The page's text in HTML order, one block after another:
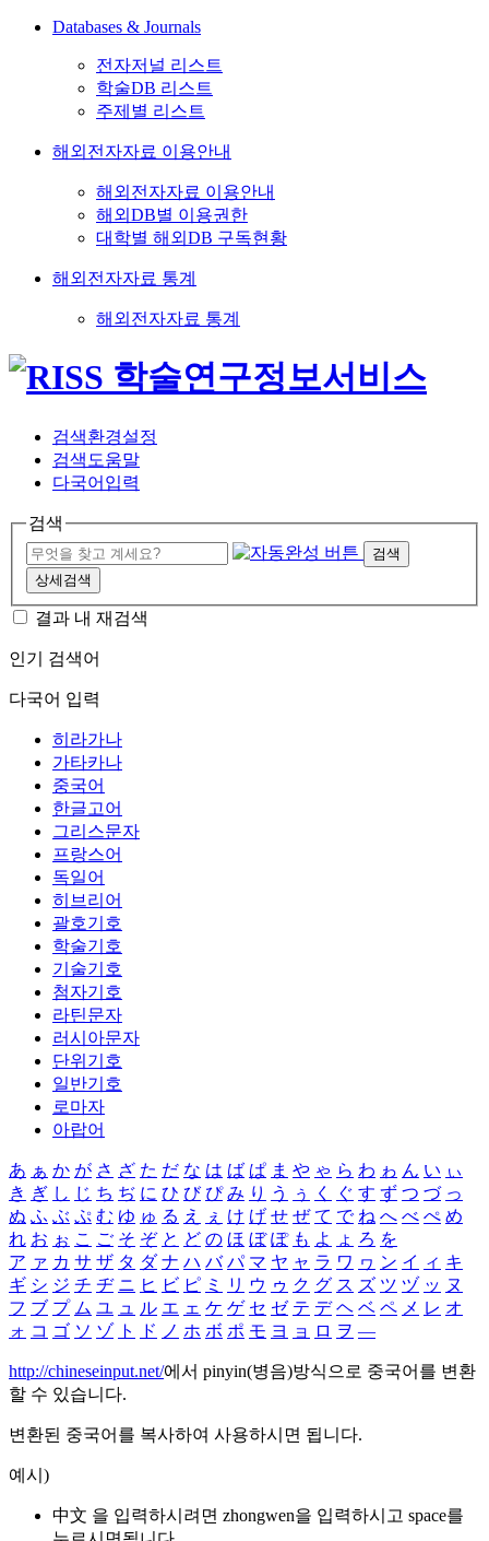
Databases & Journals
전자저널 리스트
학술DB 리스트
주제별 리스트
해외전자자료 이용안내
해외전자자료 이용안내
해외DB별 이용권한
대학별 해외DB 구독현황
해외전자자료 통계
해외전자자료 통계
검색환경설정
검색도움말
다국어입력
검색
검색
상세검색
결과 내 재검색
인기 검색어
다국어 입력
히라가나
가타카나
중국어
한글고어
그리스문자
프랑스어
독일어
히브리어
괄호기호
학술기호
기술기호
첨자기호
라틴문자
러시아문자
단위기호
일반기호
로마자
아랍어
あ ぁ か が さ ざ た だ な は ば ぱ ま や ゃ ら わ ゎ ん い ぃ
き ぎ し じ ち ぢ に ひ び ぴ み り う ぅ く ぐ す ず つ づ っ
ぬ ふ ぶ ぷ む ゆ ゅ る え ぇ け げ せ ぜ て で ね へ べ ぺ め
れ お ぉ こ ご そ ぞ と ど の ほ ぼ ぽ も よ ょ ろ を
ア ァ カ サ ザ タ ダ ナ ハ バ パ マ ヤ ャ ラ ワ ヮ ン イ ィ キ
ギ シ ジ チ ヂ ニ ヒ ビ ピ ミ リ ウ ゥ ク グ ス ズ ツ ヅ ッ ヌ
フ ブ プ ム ユ ュ ル エ ェ ケ ゲ セ ゼ テ デ ヘ ベ ペ メ レ オ
ォ コ ゴ ソ ゾ ト ド ノ ホ ボ ポ モ ヨ ョ ロ ヲ ―
http://chineseinput.net/에서 pinyin(병음)방식으로 중국어를 변환
할 수 있습니다.
변환된 중국어를 복사하여 사용하시면 됩니다.
예시)
中文 을 입력하시려면 zhongwen을 입력하시고 space를